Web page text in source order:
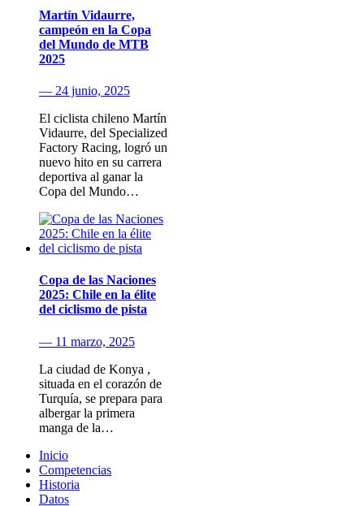
Martín Vidaurre,
campeón en la Copa
del Mundo de MTB
2025
— 24 junio, 2025
El ciclista chileno Martín
Vidaurre, del Specialized
Factory Racing, logró un
nuevo hito en su carrera
deportiva al ganar la
Copa del Mundo…
Copa de las Naciones
2025: Chile en la élite
del ciclismo de pista
— 11 marzo, 2025
La ciudad de Konya ,
situada en el corazón de
Turquía, se prepara para
albergar la primera
manga de la…
Inicio
Competencias
Historia
Datos